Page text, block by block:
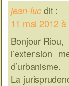
jean-luc dit :
11 mai 2012
Bonjour Riou,
l’extension
d’urbanisme.
La